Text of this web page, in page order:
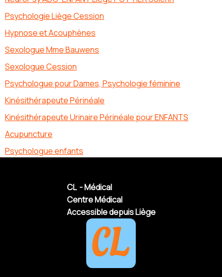
Psychologie Liège Cession
Hypnose et Acouphènes
Sexologue Mme Bauwens
Sexologue Cession
Psychologue pour Dames, Psychologie féminine
Kinésithérapeute Périnéale
Kinésithérapeute Urinaire Périnéale pour ENFANTS
Acupuncture
Psychologue enfants
CL - Médical
Centre Médical
Accessible depuis Liège